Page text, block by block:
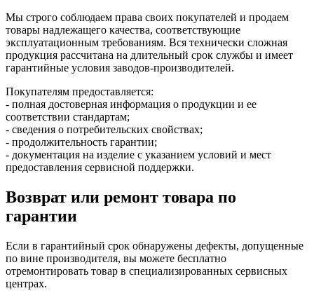
Мы строго соблюдаем права своих покупателей и продаем
товары надлежащего качества, соответствующие
эксплуатационным требованиям. Вся технически сложная
продукция рассчитана на длительный срок службы и имеет
гарантийные условия заводов-производителей.
Покупателям предоставляется:
- полная достоверная информация о продукции и ее
соответствии стандартам;
- сведения о потребительских свойствах;
- продолжительность гарантии;
- документация на изделие с указанием условий и мест
предоставления сервисной поддержки.
Возврат или ремонт товара по
гарантии
Если в гарантийный срок обнаружены дефекты, допущенные
по вине производителя, вы можете бесплатно
отремонтировать товар в специализированных сервисных
центрах.